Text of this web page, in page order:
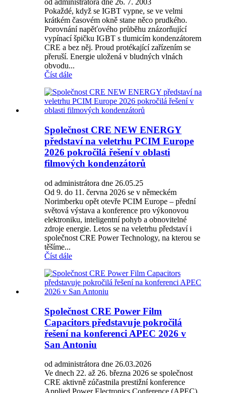
od administrátora dne 26. 7. 2003
Pokaždé, když se IGBT vypne, se ve velmi
krátkém časovém okně stane něco prudkého.
Porovnání napěťového průběhu znázorňující
vypínací špičku IGBT s tlumicím kondenzátorem
CRE a bez něj. Proud protékající zařízením se
přeruší. Energie uložená v bludných vlnách
obvodu...
Číst dále
Společnost CRE NEW ENERGY
představí na veletrhu PCIM Europe
2026 pokročilá řešení v oblasti
filmových kondenzátorů
od administrátora dne 26.05.25
Od 9. do 11. června 2026 se v německém
Norimberku opět otevře PCIM Europe – přední
světová výstava a konference pro výkonovou
elektroniku, inteligentní pohyb a obnovitelné
zdroje energie. Letos se na veletrhu představí i
společnost CRE Power Technology, na kterou se
těšíme...
Číst dále
Společnost CRE Power Film
Capacitors představuje pokročilá
řešení na konferenci APEC 2026 v
San Antoniu
od administrátora dne 26.03.2026
Ve dnech 22. až 26. března 2026 se společnost
CRE aktivně zúčastnila prestižní konference